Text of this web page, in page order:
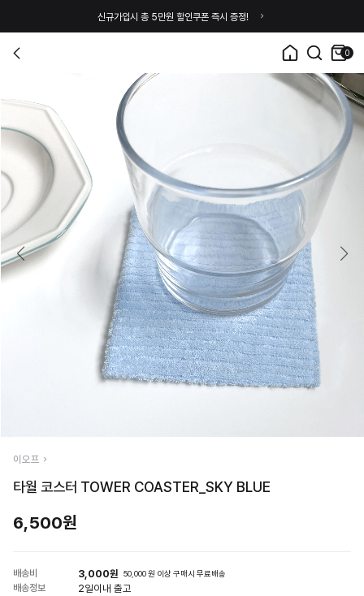
신규가입시 총 5만원 할인쿠폰 즉시 증정!
0
이오프
타월 코스터 TOWER COASTER_SKY BLUE
6,500원
배송비 3,000원 50,000 원 이상 구매시 무료배송
배송정보 2일이내 출고